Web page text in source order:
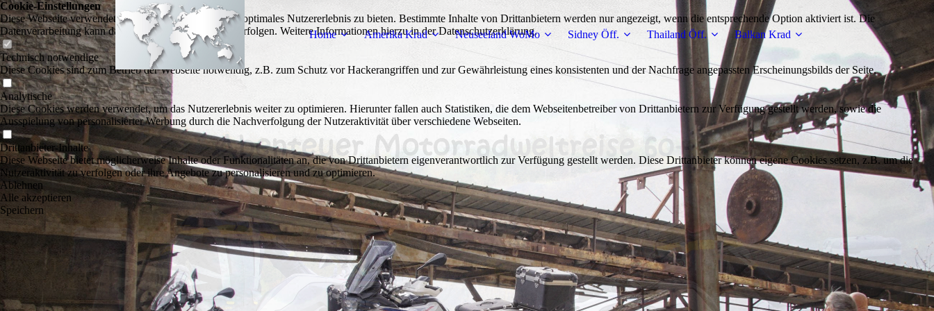
Home Amerika Krad Neuseeland WoMo Sidney Öff. Thailand Öff. Balkan Krad
Cookie-Einstellungen
Diese Webseite verwendet Cookies, um Besuchern ein optimales Nutzererlebnis zu bieten. Bestimmte Inhalte von Drittanbietern werden nur angezeigt, wenn die entsprechende Option aktiviert ist. Die
Datenverarbeitung kann dann auch in einem Drittland erfolgen. Weitere Informationen hierzu in der Datenschutzerklärung.
Technisch notwendige
Diese Cookies sind zum Betrieb der Webseite notwendig, z.B. zum Schutz vor Hackerangriffen und zur Gewährleistung eines konsistenten und der Nachfrage angepassten Erscheinungsbilds der Seite.
Analytische
Diese Cookies werden verwendet, um das Nutzererlebnis weiter zu optimieren. Hierunter fallen auch Statistiken, die dem Webseitenbetreiber von Drittanbietern zur Verfügung gestellt werden, sowie die
Ausspielung von personalisierter Werbung durch die Nachverfolgung der Nutzeraktivität über verschiedene Webseiten.
Drittanbieter-Inhalte
Diese Webseite bietet möglicherweise Inhalte oder Funktionalitäten an, die von Drittanbietern eigenverantwortlich zur Verfügung gestellt werden. Diese Drittanbieter können eigene Cookies setzen, z.B. um die
Nutzeraktivität zu verfolgen oder ihre Angebote zu personalisieren und zu optimieren.
Ablehnen
Alle akzeptieren
Speichern